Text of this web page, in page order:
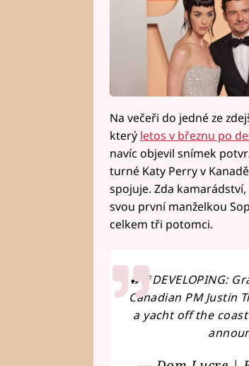
Na večeři do jedné ze
který letos v březnu po
navíc objevil snímek
turné Katy Perry v
spojuje. Zda
svou první manželkou
celkem tři potomci.
🔥🚨DEVELOPING:
Canadian PM Justin
a yacht off the